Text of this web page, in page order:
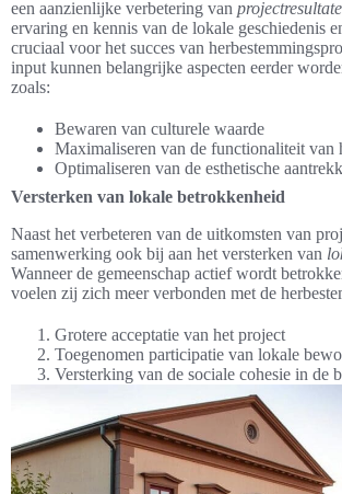
een aanzienlijke verbetering van
ervaring en kennis van de lokale geschiedenis
cruciaal voor het succes van
input kunnen belangrijke aspecten eerder
zoals:
Bewaren van culturele waarde
Maximaliseren van de functionaliteit van
Optimaliseren van de esthetische
Versterken van lokale betrokkenheid
Naast het verbeteren van de uitkomsten van
samenwerking ook bij aan het versterken van
Wanneer de gemeenschap actief wordt
voelen zij zich meer verbonden met de
Grotere acceptatie van het project
Toegenomen participatie van lokale
Versterking van de sociale cohesie in de